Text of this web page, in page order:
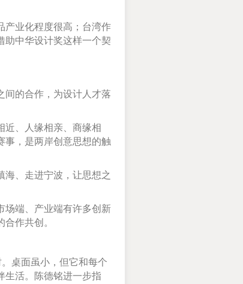
业化程度很高；台湾作
助中华设计奖这样一个契
的合作，为设计人才落
、人缘相亲、商缘相
事，是两岸创意思想的触
、走进宁波，让思想之
端、产业端有许多创新
作共创。
桌面虽小，但它和每个
生活。陈德铭进一步指